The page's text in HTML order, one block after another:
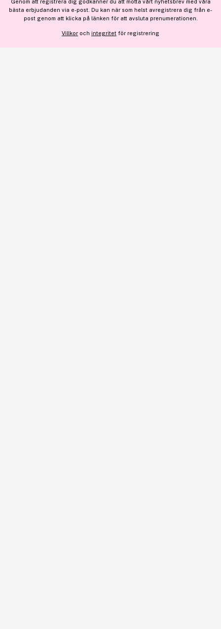
VISA DETALJER
Bara 1 på lager
Genom att registrera dig godkänner du att motta vårt nyhetsbrev med våra
bästa erbjudanden via e-post. Du kan när som helst avregistrera dig från e-
post genom att klicka på länken för att avsluta prenumerationen.
Villkor och integritet för registrering